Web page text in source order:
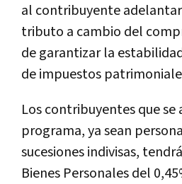
al contribuyente
tributo a cambio del
de garantizar la
de impuestos
Los contribuyentes que se
programa, ya sean
sucesiones indivisas,
Bienes Personales del